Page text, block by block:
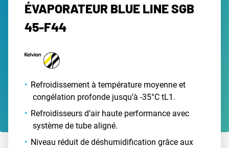
ÉVAPORATEUR BLUE LINE SGB
45-F44
Refroidissement à température moyenne et
congélation profonde jusqu’à -35°C tL1.
Refroidisseurs d’air haute performance avec
système de tube aligné.
Niveau réduit de déshumidification grâce aux